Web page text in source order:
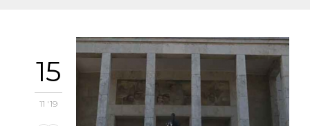
15
11 '19